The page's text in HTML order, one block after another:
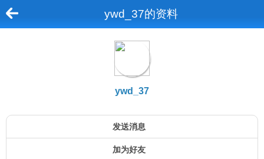
ywd_37的资料
ywd_37
发送消息
加为好友